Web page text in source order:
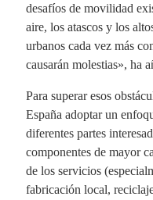
desafíos de movilidad
aire, los atascos y los
urbanos cada vez más
causarán molestias», ha
Para superar esos
España adoptar un
diferentes partes
componentes de mayor
de los servicios
fabricación local,